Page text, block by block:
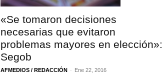
«Se tomaron decisiones
necesarias que evitaron
problemas mayores en elección»:
Segob
AFMEDIOS / REDACCIÓN - Ene 22, 2016